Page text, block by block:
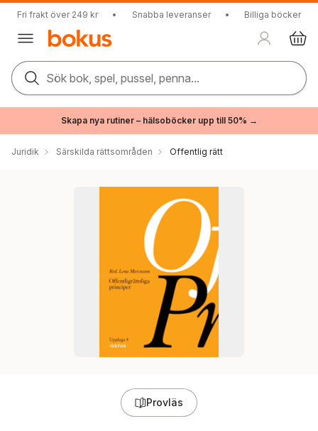
Fri frakt över 249 kr • Snabba leveranser • Billiga böcker
Sök bok, spel, pussel, penna...
Skapa nya rutiner – hälsoböcker upp till 50% →
Juridik Särskilda rättsområden Offentlig rätt
Provläs